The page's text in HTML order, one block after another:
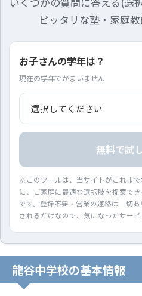
ピッタリな塾・家庭教
お子さんの学年は？
現在の学年でかまいません
無料で試
※このツールは、当サイトがこれま
に、ご家庭に最適な選択肢を提案で
です。登録不要・営業の連絡は一切
されるだけなので、気になったサービ
龍谷中学校の基本情報